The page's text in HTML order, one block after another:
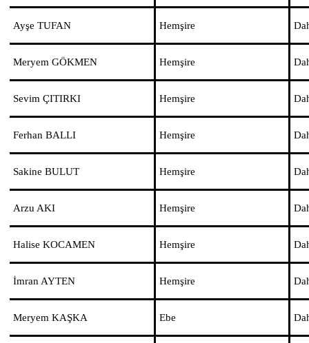
Ayşe TUFAN Hemşire
Meryem GÖKMEN Hemşire
Sevim ÇITIRKI Hemşire
Ferhan BALLI Hemşire
Sakine BULUT Hemşire
Arzu AKI Hemşire
Halise KOCAMEN Hemşire
İmran AYTEN Hemşire
Meryem KAŞKA Ebe